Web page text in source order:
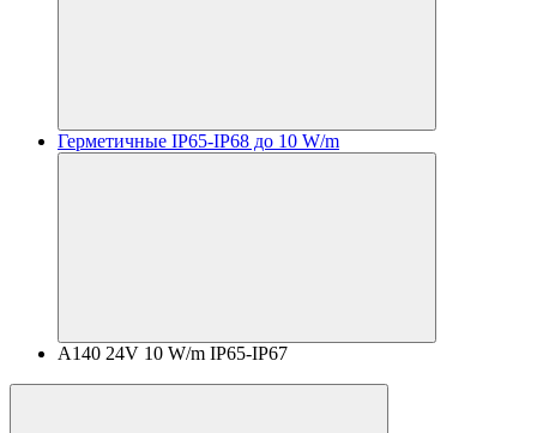
Герметичные IP65-IP68 до 10 W/m
A140 24V 10 W/m IP65-IP67